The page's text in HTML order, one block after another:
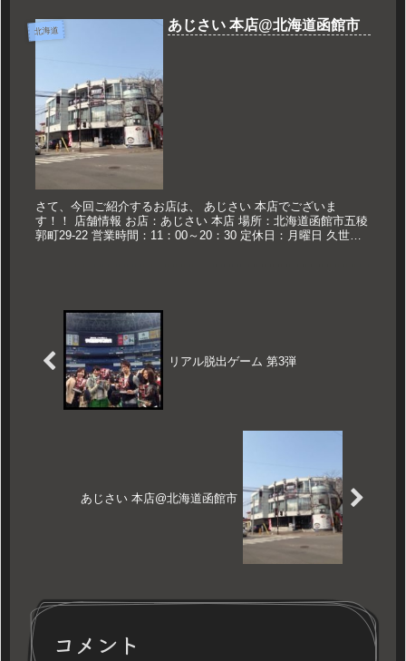
北海道 あじさい 本店@北海道函館市
さて、今回ご紹介するお店は、 あじさい 本店でございま
す！！ 店舗情報 お店：あじさい 本店 場所：北海道函館市五稜
郭町29-22 営業時間：11：00～20：30 定休日：月曜日 久世の
リアル脱出ゲーム 第3弾
あじさい 本店@北海道函館市
コメント